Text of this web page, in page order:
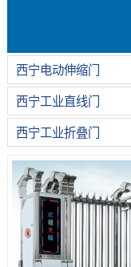
西宁电动伸缩门
西宁工业直线门
西宁工业折叠门